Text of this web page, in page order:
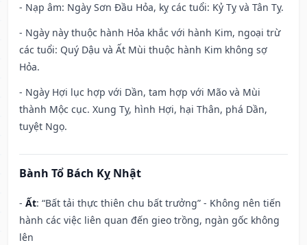
- Nạp âm: Ngày Sơn Đầu Hỏa, kỵ các tuổi: Kỷ Tỵ và Tân Tỵ.
- Ngày này thuộc hành Hỏa khắc với hành Kim, ngoại trừ
các tuổi: Quý Dậu và Ất Mùi thuộc hành Kim không sợ
Hỏa.
- Ngày Hợi lục hợp với Dần, tam hợp với Mão và Mùi
thành Mộc cục. Xung Tỵ, hình Hợi, hại Thân, phá Dần,
tuyệt Ngọ.
Bành Tổ Bách Kỵ Nhật
- Ất: “Bất tải thực thiên chu bất trưởng” - Không nên tiến
hành các việc liên quan đến gieo trồng, ngàn gốc không
lên